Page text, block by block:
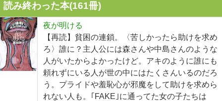
読み終わった本(161冊)
夜が明ける
【再読】貧困の連鎖。〈苦しかったら助けを求め
ろ〉誰に？主人公には森さんや中島さんのような
人がいたからよかったけど。アキのように誰にも
頼れずにいる人が世の中にはたくさんいるのだろ
う。プライドや羞恥心が邪魔をして助けを求めら
れない人も。｢FAKE｣に通ってた女の子たちは